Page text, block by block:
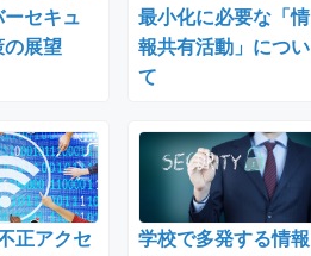
セキュ
の展望
最小化に必要な「情
報共有活動」につい
て
正アクセ
学校で多発する情報